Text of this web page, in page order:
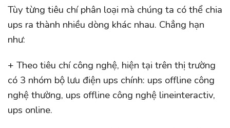
Tùy từng tiêu chí phân loại mà chúng ta có thể chia
ups ra thành nhiều dòng khác nhau. Chẳng hạn
như:
+ Theo tiêu chí công nghệ, hiện tại trên thị trường
có 3 nhóm bộ lưu điện ups chính: ups offline công
nghệ thường, ups offline công nghệ lineinteractiv,
ups online.